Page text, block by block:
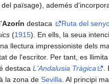
païsage), ademés
Azorín destaca Ruta del
(1915). En ells, la seua
llectura impressioniste dels
de l'escritor. Per tant, es
destaca L'Andalusia Tràgica
la zona de Sevilla . Al principi